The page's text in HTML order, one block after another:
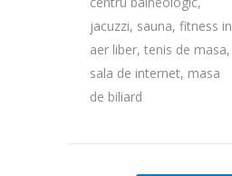
jacuzzi, sauna, fitness in
aer liber, tenis de masa,
sala de internet, masa
de biliard